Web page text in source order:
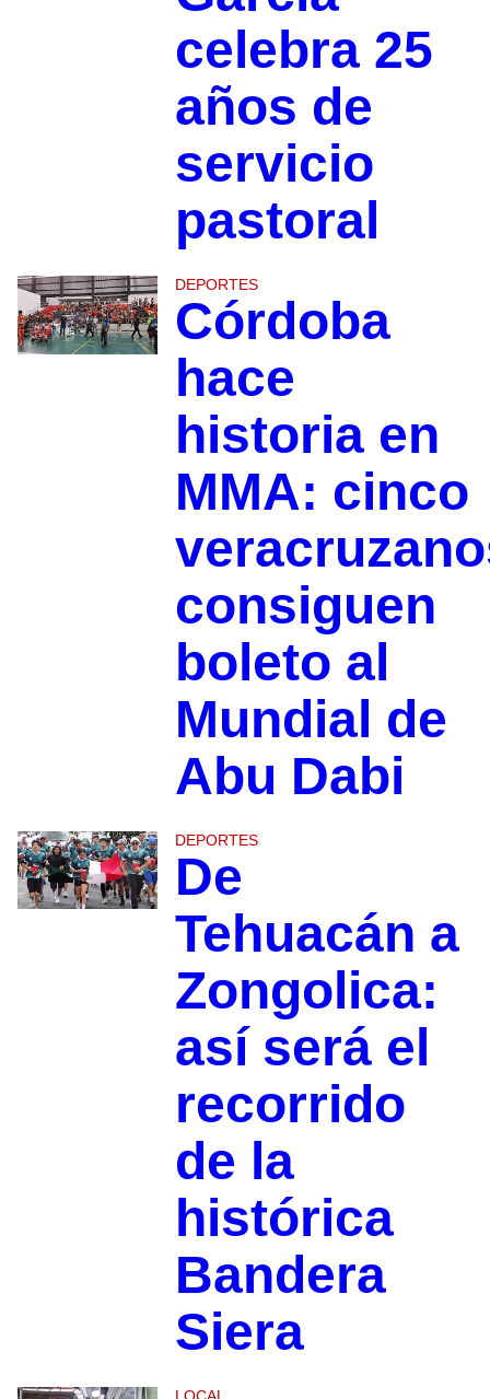
celebra 25
años de
servicio
pastoral
DEPORTES
Córdoba
hace
historia en
MMA: cinco
consiguen
boleto al
Mundial de
Abu Dabi
DEPORTES
De
Tehuacán a
Zongolica:
así será el
recorrido
de la
histórica
Bandera
Siera
LOCAL